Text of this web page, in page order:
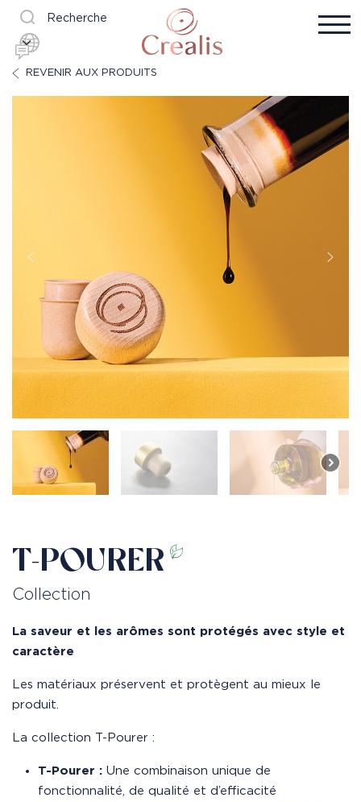
Recherche
REVENIR AUX PRODUITS
T-POURER
Collection
La saveur et les arômes sont protégés avec style et
caractère
Les matériaux préservent et protègent au mieux le
produit.
La collection T-Pourer :
T-Pourer : Une combinaison unique de
fonctionnalité, de qualité et d’efficacité